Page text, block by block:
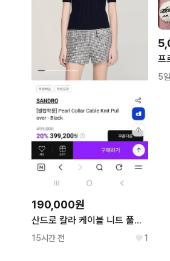
190,000원
산드로 칼라 케이블 니트 풀오버 블랙
15시간 전 1
프
5